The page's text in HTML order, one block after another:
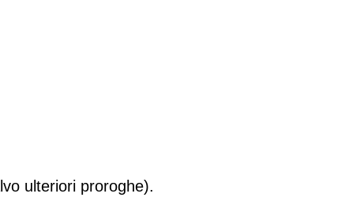
ulteriori proroghe).